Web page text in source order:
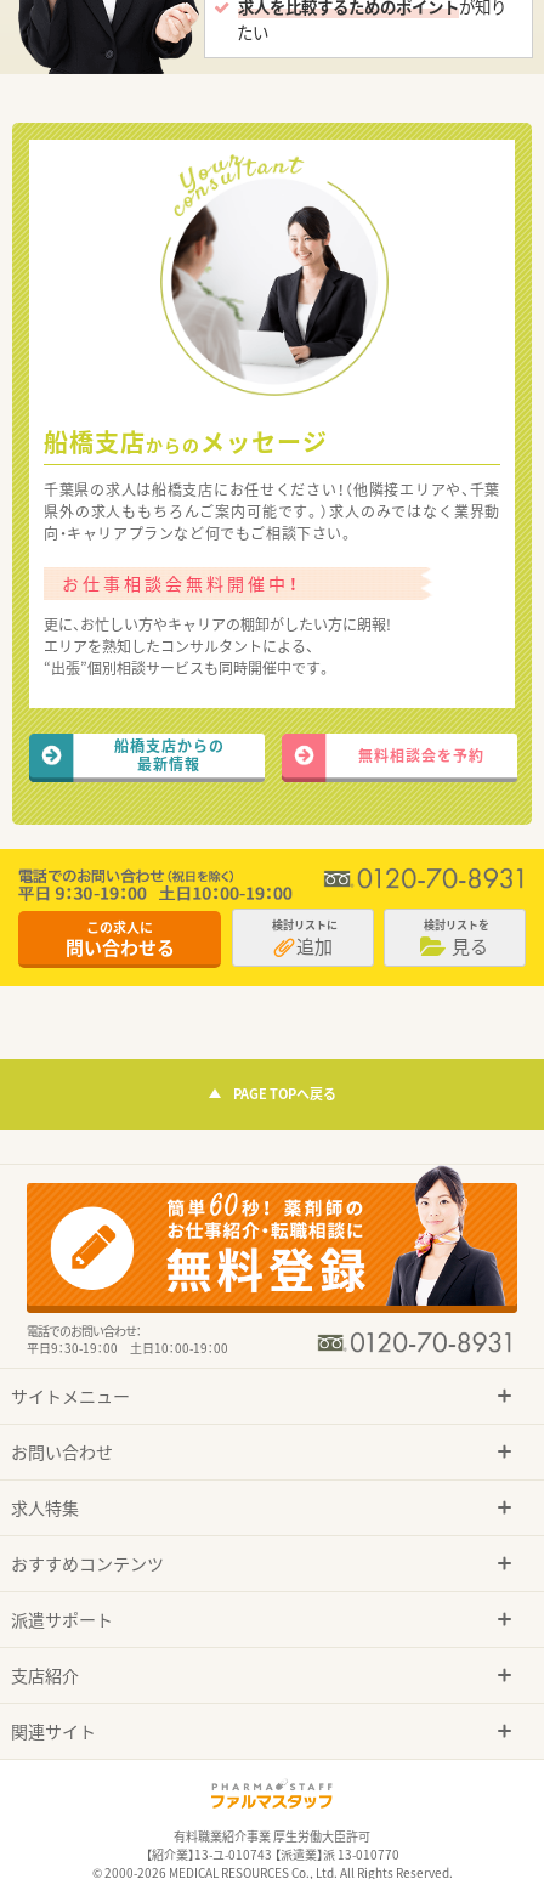
求人を比較するためのポイントが知り
たい
船橋支店からの メッセージ
千葉県の求人は船橋支店にお任せください！（他隣接エリアや、千葉
県外の求人ももちろんご案内可能です。）求人のみではなく業界動
向・キャリアプランなど何でもご相談下さい。
お仕事相談会無料開催中！
更に、お忙しい方やキャリアの棚卸がしたい方に朗報!
エリアを熟知したコンサルタントによる、
“出張”個別相談サービスも同時開催中です。
船橋支店からの
最新情報
無料相談会を予約
この求人に
問い合わせる
検討リストに
追加
検討リストを
見る
PAGE TOPへ戻る
電話でのお問い合わせ：
平日9：30-19：00 土日10：00-19：00
サイトメニュー
お問い合わせ
求人特集
おすすめコンテンツ
派遣サポート
支店紹介
関連サイト
有料職業紹介事業 厚生労働大臣許可
【紹介業】13-ユ-010743 【派遣業】派 13-010770
© 2000-2026 MEDICAL RESOURCES Co., Ltd. All Rights Reserved.